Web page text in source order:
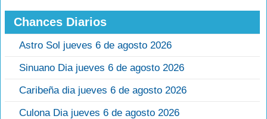
Chances Diarios
Astro Sol jueves 6 de agosto 2026
Sinuano Dia jueves 6 de agosto 2026
Caribeña dia jueves 6 de agosto 2026
Culona Dia jueves 6 de agosto 2026